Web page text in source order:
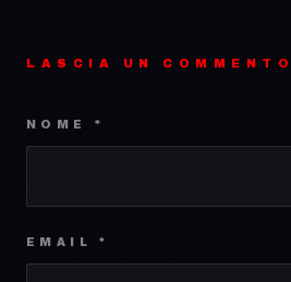
LASCIA UN COMMENTO
NOME *
EMAIL *